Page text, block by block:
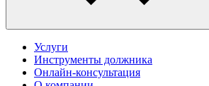
Услуги
Инструменты должника
Онлайн-консультация